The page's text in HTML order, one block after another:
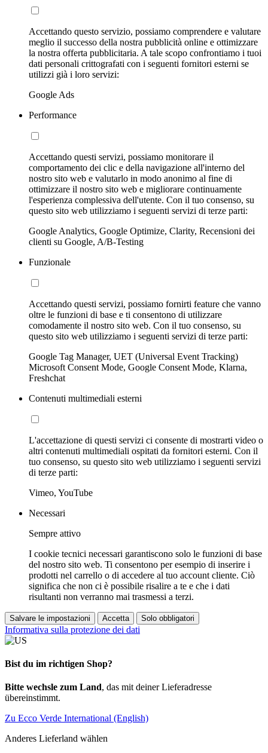
Accettando questo servizio, possiamo comprendere e valutare
meglio il successo della nostra pubblicità online e ottimizzare
la nostra offerta pubblicitaria. A tale scopo confrontiamo i tuoi
dati personali crittografati con i seguenti fornitori esterni se
utilizzi già i loro servizi:
Google Ads
Performance
Accettando questi servizi, possiamo monitorare il
comportamento dei clic e della navigazione all'interno del
nostro sito web e valutarlo in modo anonimo al fine di
ottimizzare il nostro sito web e migliorare continuamente
l'esperienza complessiva dell'utente. Con il tuo consenso, su
questo sito web utilizziamo i seguenti servizi di terze parti:
Google Analytics, Google Optimize, Clarity, Recensioni dei
clienti su Google, A/B-Testing
Funzionale
Accettando questi servizi, possiamo fornirti feature che vanno
oltre le funzioni di base e ti consentono di utilizzare
comodamente il nostro sito web. Con il tuo consenso, su
questo sito web utilizziamo i seguenti servizi di terze parti:
Google Tag Manager, UET (Universal Event Tracking)
Microsoft Consent Mode, Google Consent Mode, Klarna,
Freshchat
Contenuti multimediali esterni
L'accettazione di questi servizi ci consente di mostrarti video o
altri contenuti multimediali ospitati da fornitori esterni. Con il
tuo consenso, su questo sito web utilizziamo i seguenti servizi
di terze parti:
Vimeo, YouTube
Necessari
Sempre attivo
I cookie tecnici necessari garantiscono solo le funzioni di base
del nostro sito web. Ti consentono per esempio di inserire i
prodotti nel carrello o di accedere al tuo account cliente. Ciò
significa che non ci è possibile risalire a te e che i dati
risultanti non verranno mai trasmessi a terzi.
Salvare le impostazioni Accetta Solo obbligatori
Informativa sulla protezione dei dati
Bist du im richtigen Shop?
Bitte wechsle zum Land, das mit deiner Lieferadresse
übereinstimmt.
Zu Ecco Verde International (English)
Anderes Lieferland wählen